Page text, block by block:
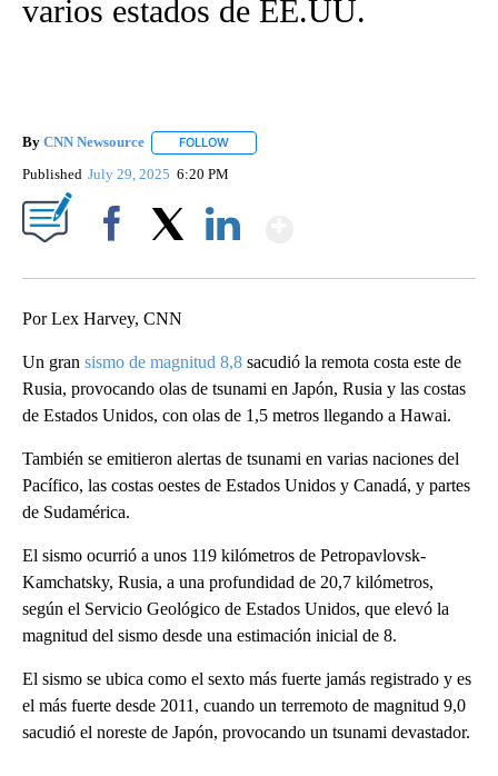
varios estados de EE.UU.
By CNN Newsource FOLLOW
Published July 29, 2025 6:20 PM
Por Lex Harvey, CNN
Un gran sismo de magnitud 8,8 sacudió la remota costa este de
Rusia, provocando olas de tsunami en Japón, Rusia y las costas
de Estados Unidos, con olas de 1,5 metros llegando a Hawai.
También se emitieron alertas de tsunami en varias naciones del
Pacífico, las costas oestes de Estados Unidos y Canadá, y partes
de Sudamérica.
El sismo ocurrió a unos 119 kilómetros de Petropavlovsk-
Kamchatsky, Rusia, a una profundidad de 20,7 kilómetros,
según el Servicio Geológico de Estados Unidos, que elevó la
magnitud del sismo desde una estimación inicial de 8.
El sismo se ubica como el sexto más fuerte jamás registrado y es
el más fuerte desde 2011, cuando un terremoto de magnitud 9,0
sacudió el noreste de Japón, provocando un tsunami devastador.